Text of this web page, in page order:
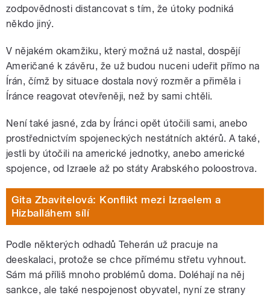
zodpovědnosti distancovat s tím, že útoky podniká
někdo jiný.
V nějakém okamžiku, který možná už nastal, dospějí
Američané k závěru, že už budou nuceni udeřit přímo na
Írán, čímž by situace dostala nový rozměr a přiměla i
Íránce reagovat otevřeněji, než by sami chtěli.
Není také jasné, zda by Íránci opět útočili sami, anebo
prostřednictvím spojeneckých nestátních aktérů. A také,
jestli by útočili na americké jednotky, anebo americké
spojence, od Izraele až po státy Arabského poloostrova.
Gita Zbavitelová: Konflikt mezi Izraelem a
Hizballáhem sílí
Podle některých odhadů Teherán už pracuje na
deeskalaci, protože se chce přímému střetu vyhnout.
Sám má příliš mnoho problémů doma. Doléhají na něj
sankce, ale také nespojenost obyvatel, nyní ze strany